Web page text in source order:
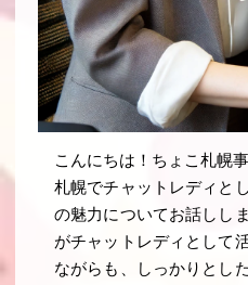
こんにちは！ちょこ札幌
札幌でチャットレディと
の魅力についてお話しし
がチャットレディとして
ながらも、しっかりとし